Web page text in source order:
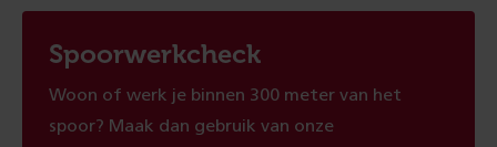
Spoorwerkcheck
Woon of werk je binnen 300 meter van het
spoor? Maak dan gebruik van onze